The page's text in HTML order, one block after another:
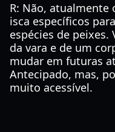
R: Não, atualmente
isca específicos
espécies de peixes.
da vara e de um
mudar em futuras
Antecipado, mas,
muito acessível.